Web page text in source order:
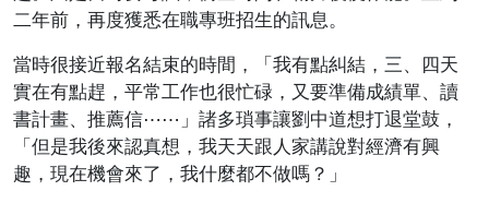
二年前，再度獲悉在職專班招生的訊息。
當時很接近報名結束的時間，「我有點糾結，三、四天
實在有點趕，平常工作也很忙碌，又要準備成績單、讀
書計畫、推薦信⋯⋯」諸多瑣事讓劉中道想打退堂鼓，
「但是我後來認真想，我天天跟人家講說對經濟有興
趣，現在機會來了，我什麼都不做嗎？」